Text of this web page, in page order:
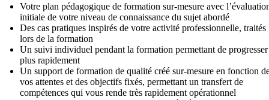
Votre plan pédagogique de formation sur-mesure avec
initiale de votre niveau de connaissance du sujet abordé
Des cas pratiques inspirés de votre activité professionnelle, traités
lors de la formation
Un suivi individuel pendant la formation permettant de progresser
plus rapidement
Un support de formation de qualité créé sur-mesure en fonction
vos attentes et des objectifs fixés, permettant un transfert de
compétences qui vous rende très rapidement opérationnel